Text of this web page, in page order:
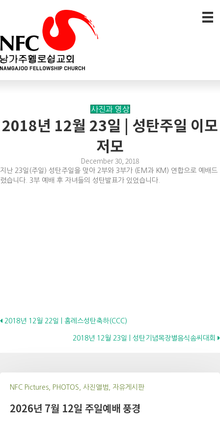
사진과 영상
2018년 12월 23일 | 성탄주일 이모
저모
December 30, 2018
지난 23일(주일) 성탄주일을 맞아 2부와 3부가 (EM과 KM) 연합으로 예배드
렸습니다. 3부 예배 후 자녀들의 성탄발표가 있었습니다.
Posts
navigation
2018년 12월 22일 | 홈레스성탄축하(CCC)
2018년 12월 23일 | 성탄기념목장별음식솜씨대회
NFC Pictures, PHOTOS, 사진앨범, 자유게시판
2026년 7월 12일 주일예배 풍경